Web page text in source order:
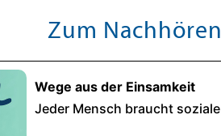
Zum Nachhören